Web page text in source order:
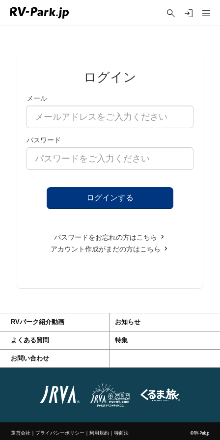
ログイン
メール
パスワード
パスワードをお忘れの方はこちら
アカウント作成がまだの方はこちら
RVパーク紹介動画 お知らせ
よくある質問 特集
お問い合わせ
運営会社 ｜ プライバシーポリシー ｜利用規約 ｜特商法 ©RV-Park.jp